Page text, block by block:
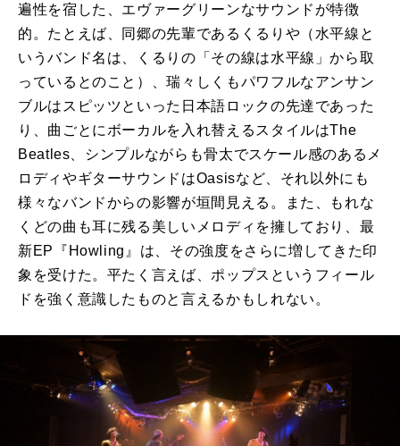
遍性を宿した、エヴァーグリーンなサウンドが特徴
的。たとえば、同郷の先輩であるくるりや（水平線と
いうバンド名は、くるりの「その線は水平線」から取
っているとのこと）、瑞々しくもパワフルなアンサン
ブルはスピッツといった日本語ロックの先達であった
り、曲ごとにボーカルを入れ替えるスタイルはThe
Beatles 、シンプルながらも骨太でスケール感のあるメ
ロディやギターサウンドはOasisなど、それ以外にも
様々なバンドからの影響が垣間見える。また、もれな
くどの曲も耳に残る美しいメロディを擁しており、最
新EP 『 Howling 』は、その強度をさらに増してきた印
象を受けた。平たく言えば、ポップスというフィール
ドを強く意識したものと言えるかもしれない。